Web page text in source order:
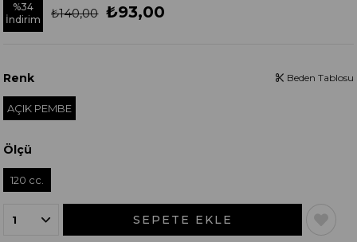
%34
İndirim
₺140,00 ₺93,00
Renk
AÇIK PEMBE
Beden Tablosu
Ölçü
120 cc.